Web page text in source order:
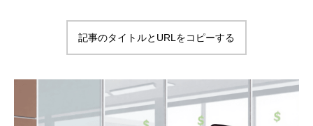
記事のタイトルとURLをコピーする